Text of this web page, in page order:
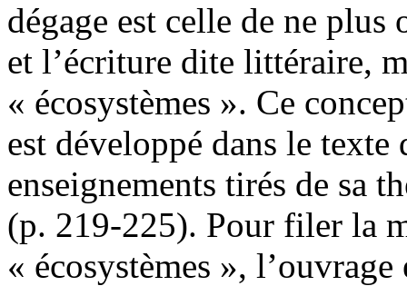
dégage est celle de ne plus
et l’écriture dite littéraire,
« écosystèmes ». Ce
est développé dans le texte
enseignements tirés de sa
(p. 219-225). Pour filer la
« écosystèmes »,